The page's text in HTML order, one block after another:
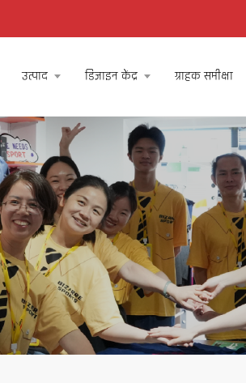
उत्पाद डिज़ाइन केंद्र ग्राहक समीक्षा